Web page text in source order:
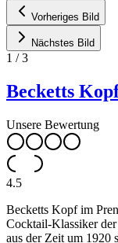
Vorheriges Bild
Nächstes Bild
1 /3
Becketts
Unsere Bewertung
4.5
Becketts Kopf im
Cocktail-Klassiker
aus der Zeit um 1920